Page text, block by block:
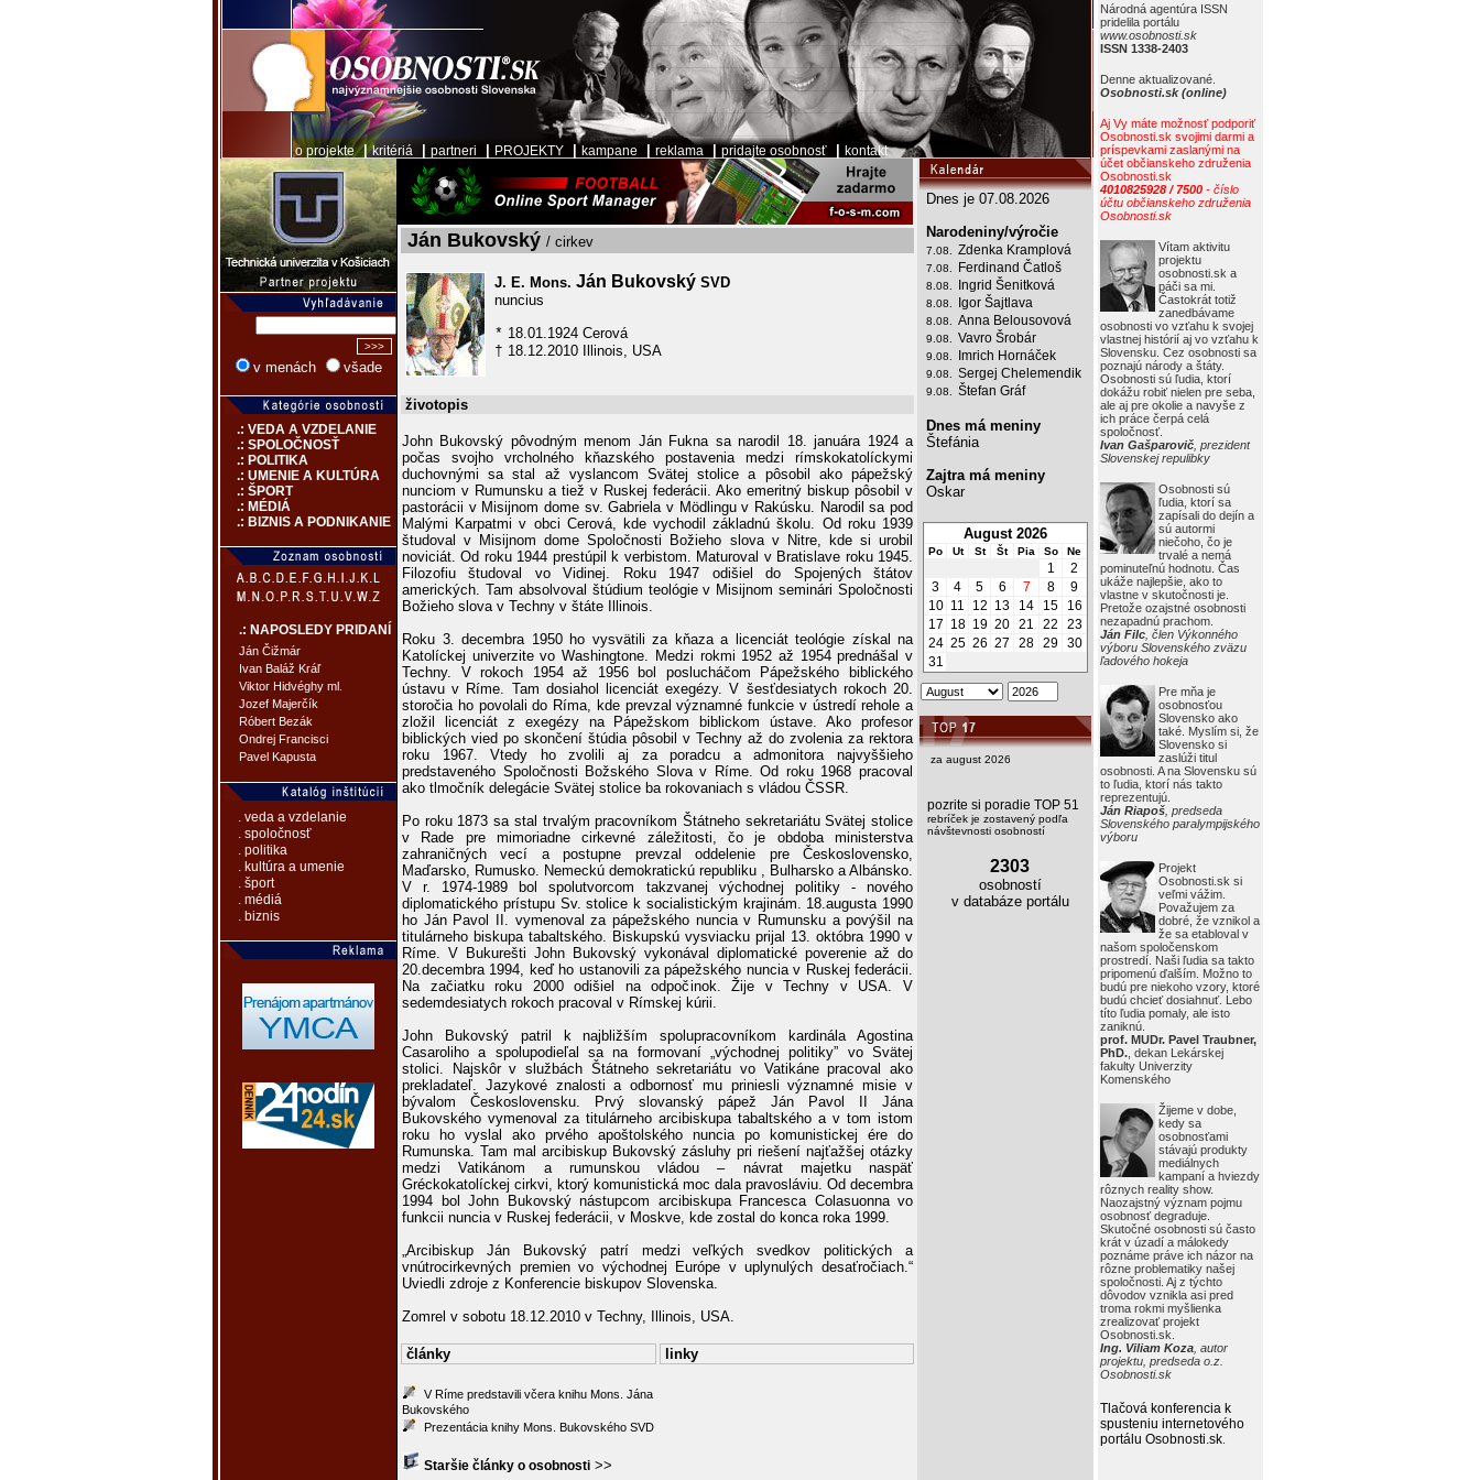
o projekte|kritériá partneri PROJEKTY kampane reklama pridajte osobnosť kontakt
Národná agentúra ISSN
pridelila portálu
www.osobnosti.sk
ISSN 1338-2403
Denne aktualizované.
Osobnosti.sk (online)
Aj Vy máte možnosť podporiť
Osobnosti.sk svojimi darmi a
príspevkami zaslanými na
účet občianskeho združenia
Osobnosti.sk
4010825928 / 7500 - číslo
účtu občianskeho združenia
Osobnosti.sk
Vítam aktivitu
projektu
osobnosti.sk a
páči sa mi.
Častokrát totiž
zanedbávame
osobnosti vo vzťahu k svojej
vlastnej histórií aj vo vzťahu k
Slovensku. Cez osobnosti sa
poznajú národy a štáty.
Osobnosti sú ľudia, ktorí
dokážu robiť nielen pre seba,
ale aj pre okolie a navyše z
ich práce čerpá celá
spoločnosť.
Ivan Gašparovič , prezident
Slovenskej repulibky
Osobnosti sú
ľudia, ktorí sa
zapísali do dejín a
sú autormi
niečoho, čo je
trvalé a nemá
pominuteľnú hodnotu. Čas
ukáže najlepšie, ako to
vlastne v skutočnosti je.
Pretože ozajstné osobnosti
nezapadnú prachom.
Ján Filc , člen Výkonného
výboru Slovenského zväzu
ľadového hokeja
Pre mňa je
osobnosťou
Slovensko ako
také. Myslím si, že
Slovensko si
zaslúži titul
osobnosti. A na Slovensku sú
to ľudia, ktorí nás takto
reprezentujú.
Ján Riapoš , predseda
Slovenského paralympijského
výboru
Projekt
Osobnosti.sk si
veľmi vážim.
Považujem za
dobré, že vznikol a
že sa etabloval v
našom spoločenskom
prostredí. Naši ľudia sa takto
pripomenú ďalším. Možno to
budú pre niekoho vzory, ktoré
budú chcieť dosiahnuť. Lebo
títo ľudia pomaly, ale isto
zaniknú.
prof. MUDr. Pavel Traubner,
PhD. , dekan Lekárskej
fakulty Univerzity
Komenského
Žijeme v dobe,
kedy sa
osobnosťami
stávajú produkty
mediálnych
kampaní a hviezdy
rôznych reality show.
Naozajstný význam pojmu
osobnosť degraduje.
Skutočné osobnosti sú často
krát v úzadí a málokedy
poznáme práve ich názor na
rôzne problematiky našej
spoločnosti. Aj z týchto
dôvodov vznikla asi pred
troma rokmi myšlienka
zrealizovať projekt
Osobnosti.sk.
Ing. Viliam Koza , autor
projektu, predseda o.z.
Osobnosti.sk
Tlačová konferencia k
spusteniu internetového
portálu Osobnosti.sk
v menách všade
.: VEDA A VZDELANIE
.: SPOLOČNOSŤ
.: POLITIKA
.: UMENIE A KULTÚRA
.: ŠPORT
.: MÉDIÁ
.: BIZNIS A PODNIKANIE
.: NAPOSLEDY PRIDANÍ
Ján Čižmár
Ivan Baláž Kráľ
Viktor Hidvéghy ml.
Jozef Majerčík
Róbert Bezák
Ondrej Francisci
Pavel Kapusta
. veda a vzdelanie
. spoločnosť
. politika
. kultúra a umenie
. šport
. médiá
. biznis
Ján Bukovský / cirkev
J. E. Mons. Ján Bukovský SVD
nuncius
* 18.01.1924 Cerová
† 18.12.2010 Illinois, USA
životopis
John Bukovský pôvodným menom Ján Fukna sa narodil 18. januára 1924 a
počas svojho vrcholného kňazského postavenia medzi rímskokatolíckymi
duchovnými sa stal až vyslancom Svätej stolice a pôsobil ako pápežský
nunciom v Rumunsku a tiež v Ruskej federácii. Ako emeritný biskup pôsobil v
pastorácii v Misijnom dome sv. Gabriela v Mödlingu v Rakúsku. Narodil sa pod
Malými Karpatmi v obci Cerová, kde vychodil základnú školu. Od roku 1939
študoval v Misijnom dome Spoločnosti Božieho slova v Nitre, kde si urobil
noviciát. Od roku 1944 prestúpil k verbistom. Maturoval v Bratislave roku 1945.
Filozofiu študoval vo Vidinej. Roku 1947 odišiel do Spojených štátov
amerických. Tam absolvoval štúdium teológie v Misijnom seminári Spoločnosti
Božieho slova v Techny v štáte Illinois.
Roku 3. decembra 1950 ho vysvätili za kňaza a licenciát teológie získal na
Katolíckej univerzite vo Washingtone. Medzi rokmi 1952 až 1954 prednášal v
Techny. V rokoch 1954 až 1956 bol poslucháčom Pápežského biblického
ústavu v Ríme. Tam dosiahol licenciát exegézy. V šesťdesiatych rokoch 20.
storočia ho povolali do Ríma, kde prevzal významné funkcie v ústredí rehole a
zložil licenciát z exegézy na Pápežskom biblickom ústave. Ako profesor
biblických vied po skončení štúdia pôsobil v Techny až do zvolenia za rektora
roku 1967. Vtedy ho zvolili aj za poradcu a admonitora najvyššieho
predstaveného Spoločnosti Božského Slova v Ríme. Od roku 1968 pracoval
ako tlmočník delegácie Svätej stolice ba rokovaniach s vládou ČSSR.
Po roku 1873 sa stal trvalým pracovníkom Štátneho sekretariátu Svätej stolice
v Rade pre mimoriadne cirkevné záležitosti, čo je obdoba ministerstva
zahraničných vecí a postupne prevzal oddelenie pre Československo,
Maďarsko, Rumusko. Nemeckú demokratickú republiku , Bulharsko a Albánsko.
V r. 1974-1989 bol spolutvorcom takzvanej východnej politiky - nového
diplomatického prístupu Sv. stolice k socialistickým krajinám. 18.augusta 1990
ho Ján Pavol II. vymenoval za pápežského nuncia v Rumunsku a povýšil na
titulárneho biskupa tabaltského. Biskupskú vysviacku prijal 13. októbra 1990 v
Ríme. V Bukurešti John Bukovský vykonával diplomatické poverenie až do
20.decembra 1994, keď ho ustanovili za pápežského nuncia v Ruskej federácii.
Na začiatku roku 2000 odišiel na odpočinok. Žije v Techny v USA. V
sedemdesiatych rokoch pracoval v Rímskej kúrii.
John Bukovský patril k najbližším spolupracovníkom kardinála Agostina
Casaroliho a spolupodieľal sa na formovaní „východnej politiky” vo Svätej
stolici. Najskôr v službách Štátneho sekretariátu vo Vatikáne pracoval ako
prekladateľ. Jazykové znalosti a odbornosť mu priniesli významné misie v
bývalom Československu. Prvý slovanský pápež Ján Pavol II Jána
Bukovského vymenoval za titulárneho arcibiskupa tabaltského a v tom istom
roku ho vyslal ako prvého apoštolského nuncia po komunistickej ére do
Rumunska. Tam mal arcibiskup Bukovský zásluhy pri riešení najťažšej otázky
medzi Vatikánom a rumunskou vládou – návrat majetku naspäť
Gréckokatolíckej cirkvi, ktorý komunistická moc dala pravosláviu. Od decembra
1994 bol John Bukovský nástupcom arcibiskupa Francesca Colasuonna vo
funkcii nuncia v Ruskej federácii, v Moskve, kde zostal do konca roka 1999.
„Arcibiskup Ján Bukovský patrí medzi veľkých svedkov politických a
vnútrocirkevných premien vo východnej Európe v uplynulých desaťročiach.“
Uviedli zdroje z Konferencie biskupov Slovenska.
Zomrel v sobotu 18.12.2010 v Techny, Illinois, USA.
články linky
V Ríme predstavili včera knihu Mons. Jána
Bukovského
Prezentácia knihy Mons. Bukovského SVD
Staršie články o osobnosti >>
Dnes je 07.08.2026
Narodeniny/výročie
7.08. Zdenka Kramplová
7.08. Ferdinand Čatloš
8.08. Ingrid Šenitková
8.08. Igor Šajtlava
8.08. Anna Belousovová
9.08. Vavro Šrobár
9.08. Imrich Hornáček
9.08. Sergej Chelemendik
9.08. Štefan Gráf
Dnes má meniny
Štefánia
Zajtra má meniny
Oskar
August 2026
Po Ut St Št Pia So Ne
1
2
3
4 5 6 7 8
9
10 11 12 13 14 15
16
17 18 19 20 21 22
23
24 25 26 27 28 29 30
31
za august 2026
pozrite si poradie TOP 51
rebríček je zostavený podľa
návštevnosti osobností
2303
osobností
v databáze portálu